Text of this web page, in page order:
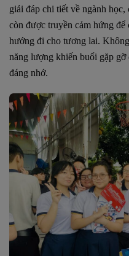
giải đáp chi tiết về ngành
còn được truyền cảm hứng
hướng đi cho tương lai.
năng lượng khiến buổi gặp gỡ
đáng nhớ.